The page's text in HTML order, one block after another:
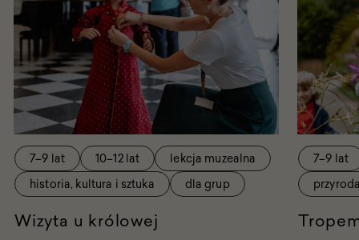
Wizyta u królowej
7–9 lat 10–12 lat
lekcja muzealna
historia, kultura i sztuka
dla grup
królowej
7–9 lat